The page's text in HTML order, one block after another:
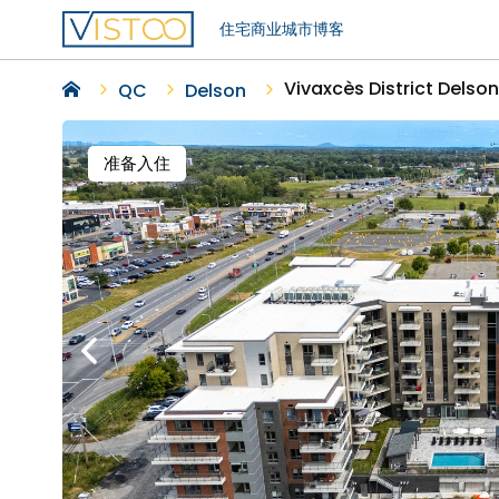
住宅商业城市博客
QC Delson Vivaxcès District Delson
准备入住